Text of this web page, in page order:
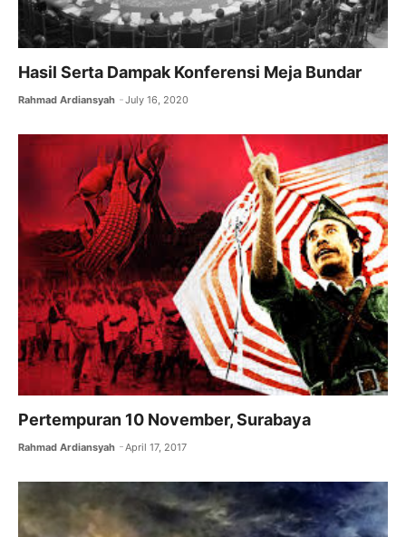
Hasil Serta Dampak Konferensi Meja Bundar
Rahmad Ardiansyah July 16, 2020
Pertempuran 10 November, Surabaya
Rahmad Ardiansyah April 17, 2017